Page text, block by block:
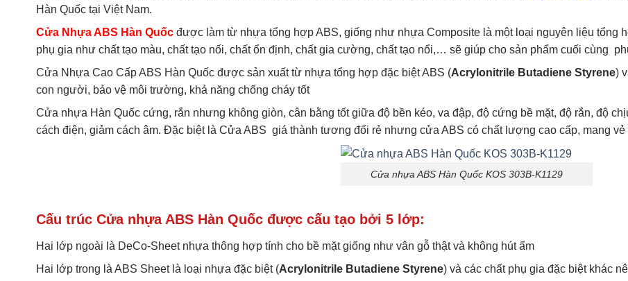
Hàn Quốc tại Việt Nam.
Cửa Nhựa ABS Hàn Quốc được làm từ nhựa tổng hợp ABS, giống như nhựa Composite là một loại nguyên liệu tổng
phụ gia như chất tạo màu, chất tạo nối, chất ổn định, chất gia cường, chất tạo nổi,… sẽ giúp cho sản phẩm cuối cùng
Cửa Nhựa Cao Cấp ABS Hàn Quốc được sản xuất từ nhựa tổng hợp đặc biệt ABS (Acrylonitrile Butadiene Styrene)
con người, bảo vệ môi trường, khả năng chống cháy tốt
Cửa nhựa Hàn Quốc cứng, rắn nhưng không giòn, cân bằng tốt giữa độ bền kéo, va đập, độ cứng bề mặt, độ rắn, độ
cách điện, giảm cách âm. Đặc biệt là Cửa ABS giá thành tương đối rẻ nhưng cửa ABS có chất lượng cao cấp, mang
Cửa nhựa ABS Hàn Quốc KOS 303B-K1129
Cấu trúc Cửa nhựa ABS Hàn Quốc được cấu tạo bởi 5 lớp:
Hai lớp ngoài là DeCo-Sheet nhựa thông hợp tính cho bề mặt giống như vân gỗ thật và không hút ẩm
Hai lớp trong là ABS Sheet là loại nhựa đặc biệt (Acrylonitrile Butadiene Styrene) và các chất phụ gia đặc biệt khác